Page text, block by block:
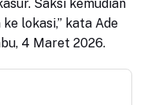
Saksi kemudian
lokasi,” kata Ade
4 Maret 2026.